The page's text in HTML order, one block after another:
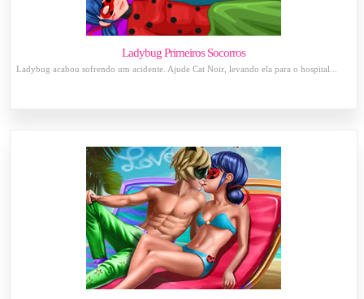
Ladybug Primeiros Socorros
Ladybug acabou sofrendo um acidente. Ajude Cat Noir, levando ela para o hospital...